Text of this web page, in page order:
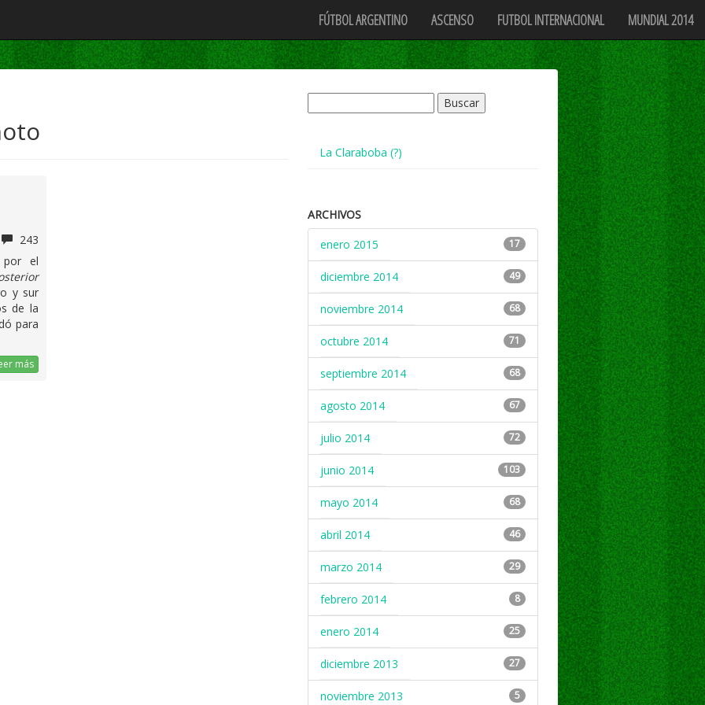
FÚTBOL ARGENTINO ASCENSO FUTBOL INTERNACIONAL MUNDIAL 2014
243
por el
y sur
de la
para
más
La Claraboba (?)
ARCHIVOS
enero 2015
17
diciembre 2014 49
noviembre 2014 68
octubre 2014 71
septiembre 2014 68
agosto 2014 67
julio 2014 72
junio 2014 103
mayo 2014 68
abril 2014 46
marzo 2014 29
febrero 2014 8
enero 2014 25
diciembre 2013 27
noviembre 2013 5